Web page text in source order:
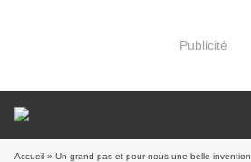
Publicité
Accueil » Un grand pas et pour nous une belle invention